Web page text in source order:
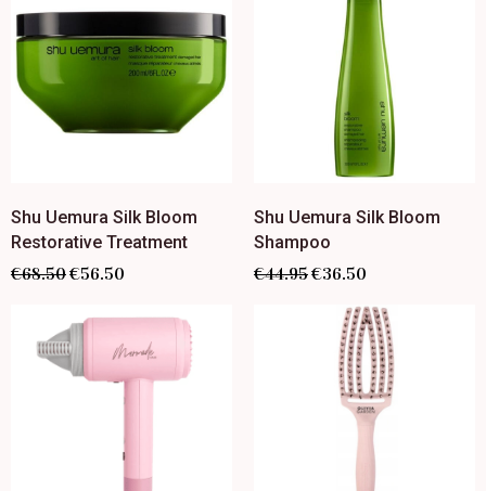
Shu Uemura Silk Bloom
Restorative Treatment
€68.50€56.50
Shu Uemura Silk Bloom
Shampoo
€44.95€36.50